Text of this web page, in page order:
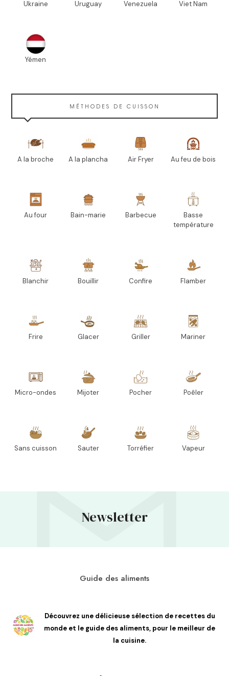
Ukraine Uruguay Venezuela Viet Nam
Yémen
MÉTHODES DE CUISSON
A la broche A la plancha Air Fryer Au feu de bois
Au four Bain-marie Barbecue
Basse
température
Blanchir Bouillir Confire Flamber
Frire Glacer Griller Mariner
Micro-ondes Mijoter Pocher Poêler
Sans cuisson Sauter Torréfier Vapeur
Newsletter
Guide des aliments
Découvrez une délicieuse sélection de recettes du
monde et le guide des aliments, pour le meilleur de
la cuisine.